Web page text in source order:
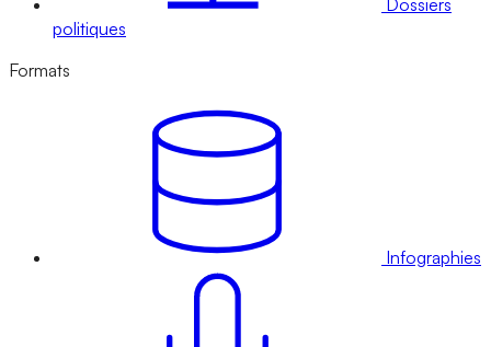
Dossiers
politiques
Formats
Infographies